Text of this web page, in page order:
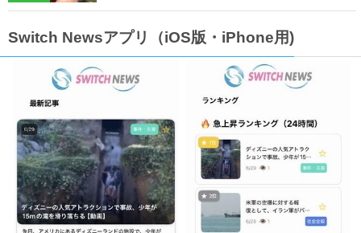
Switch Newsアプリ（iOS版・iPhone用)